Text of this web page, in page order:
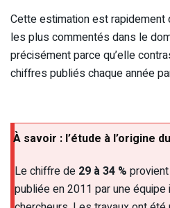
Cette estimation est rapidement
les plus commentés dans le
précisément parce qu’elle
chiffres publiés chaque année
À savoir : l’étude à l’origine
Le chiffre de 29 à 34 %
publiée en 2011 par une